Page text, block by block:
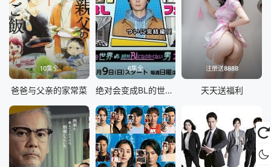
10集全
爸爸与父亲的家常菜
6集全
绝对会变成BL的世界VS绝不想变成BL的男人最终章
注册送8888
天天送福利